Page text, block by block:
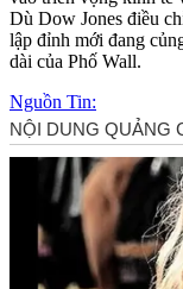
Dù Dow Jones điều
lập đỉnh mới đang
dài của Phố Wall.
Nguồn Tin: